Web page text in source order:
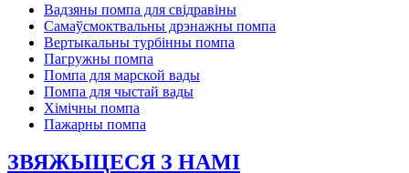
Вадзяны помпа для свідравіны
Самаўсмоктвальны дрэнажны помпа
Вертыкальны турбінны помпа
Пагружны помпа
Помпа для марской вады
Помпа для чыстай вады
Хімічны помпа
Пажарны помпа
ЗВЯЖЫЦЕСЯ З НАМІ